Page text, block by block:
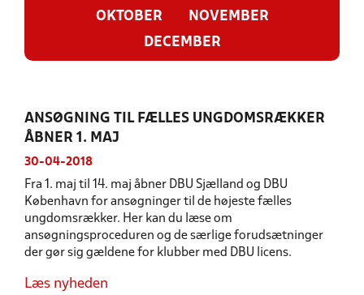
OKTOBER
NOVEMBER
DECEMBER
ANSØGNING TIL FÆLLES UNGDOMSRÆKKER
ÅBNER 1. MAJ
30-04-2018
Fra 1. maj til 14. maj åbner DBU Sjælland og DBU
København for ansøgninger til de højeste fælles
ungdomsrækker. Her kan du læse om
ansøgningsproceduren og de særlige forudsætninger
der gør sig gældene for klubber med DBU licens.
Læs nyheden